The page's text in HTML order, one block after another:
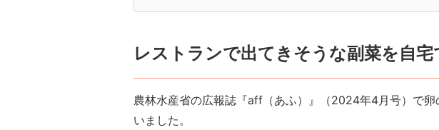
レストランで出てきそうな副菜を自宅
農林水産省の広報誌『aff（あふ）』（2024年4月号）で卵
いました。